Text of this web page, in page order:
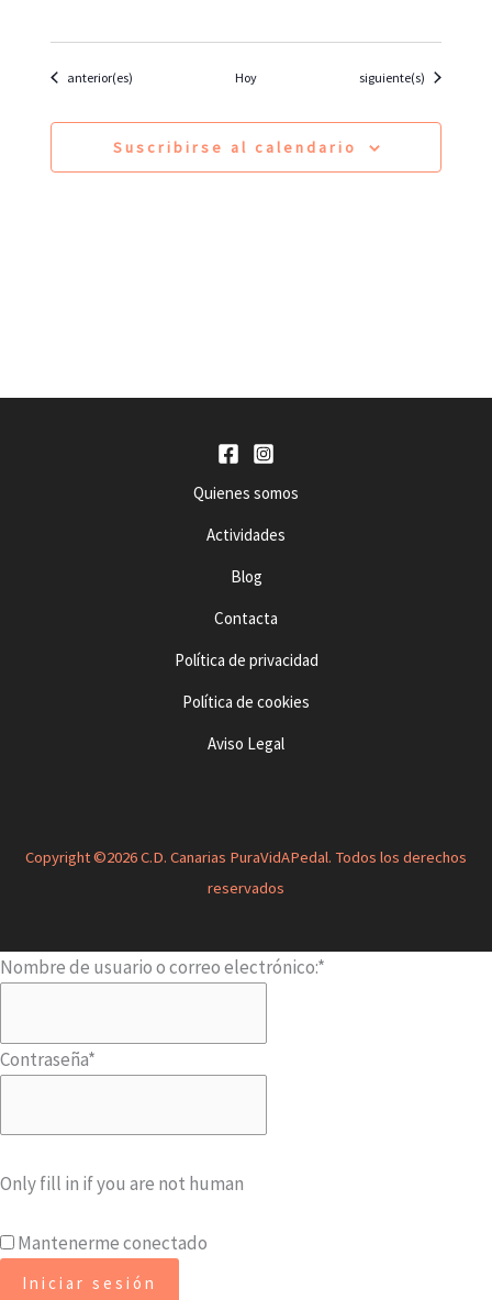
Eventos
anterior(es) Hoy Eventos
siguiente(s)
Suscribirse al calendario
Quienes somos
Actividades
Blog
Contacta
Política de privacidad
Política de cookies
Aviso Legal
Copyright ©2026 C.D. Canarias PuraVidAPedal. Todos los derechos
reservados
Nombre de usuario o correo electrónico:*
Contraseña*
Only fill in if you are not human
Mantenerme conectado